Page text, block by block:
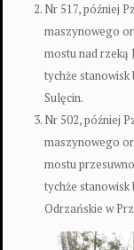
Nr 517, później
maszynowego
mostu nad rzeką
tychże
Sulęcin.
Nr 502, później
maszynowego
mostu
tychże
Odrzańskie w